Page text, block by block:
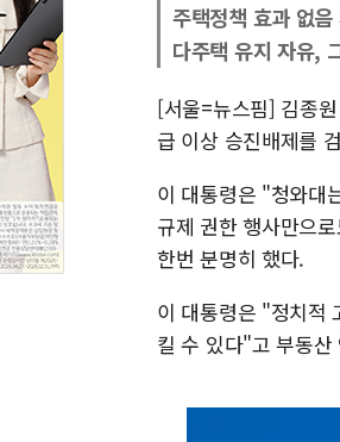
주택정책 효과 없
다주택 유지 자유,
[서울=뉴스핌] 김종
급 이상 승진배제를
이 대통령은 "청와대
규제 권한 행사만으
한번 분명히 했다.
이 대통령은 "정치적
킬 수 있다"고 부동